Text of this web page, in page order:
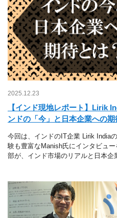
2025.12.23
【インド現地レポート】Lirik
ンドの「今」と日本企業への期
今回は、インドのIT企業 Lirik India
験も豊富なManish氏にインタビュ
部が、インド市場のリアルと日本企